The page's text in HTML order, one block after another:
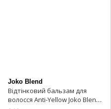
Joko Blend
Відтінковий бальзам для
волосся Anti-Yellow Joko Blend